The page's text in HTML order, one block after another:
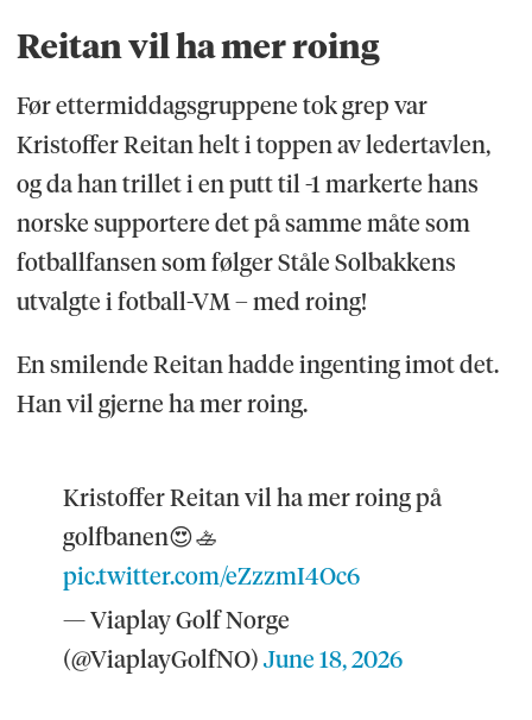
Reitan vil ha mer roing
Før ettermiddagsgruppene tok grep var
Kristoffer Reitan helt i toppen av ledertavlen,
og da han trillet i en putt til -1 markerte hans
norske supportere det på samme måte som
fotballfansen som følger Ståle Solbakkens
utvalgte i fotball-VM – med roing!
En smilende Reitan hadde ingenting imot det.
Han vil gjerne ha mer roing.
Kristoffer Reitan vil ha mer roing på
golfbanen😍🚣
pic.twitter.com/eZzzmI4Oc6
— Viaplay Golf Norge
(@ViaplayGolfNO)June 18, 2026